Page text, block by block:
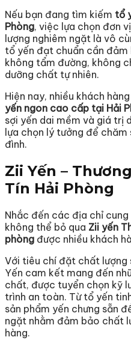
Nếu bạn đang tìm kiếm tổ
Phòng, việc lựa chọn đơn
lượng nghiêm ngặt là vô
tổ yến đạt chuẩn cần đảm
không tẩm đường, không
dưỡng chất tự nhiên.
Hiện nay, nhiều khách
yến ngon cao cấp tại Hải
sợi yến dai mềm và giá trị
lựa chọn lý tưởng để
đình.
Zii Yến –
Tín Hải Phòng
Nhắc đến các địa chỉ
không thể bỏ qua Zii yến
phòng được nhiều khách
Với tiêu chí đặt chất lượng
Yến cam kết mang đến
chất, được tuyển chọn kỹ
trình an toàn. Từ tổ yến
sản phẩm yến chưng sẵn
ngặt nhằm đảm bảo chất
hàng.